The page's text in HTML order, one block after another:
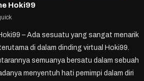
Hoki99
– Ada sesuatu yang sangat menarik
di dalam dinding virtual Hoki99.
semuanya bersatu dalam sebuah
menyentuh hati pemimpi dalam diri